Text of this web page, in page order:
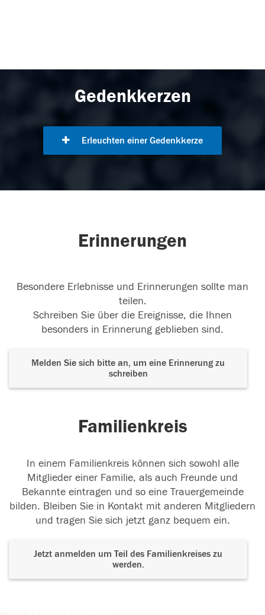
Gedenkkerzen
Erleuchten einer Gedenkkerze
Erinnerungen
Besondere Erlebnisse und Erinnerungen sollte man
teilen.
Schreiben Sie über die Ereignisse, die Ihnen
besonders in Erinnerung geblieben sind.
Melden Sie sich bitte an, um eine Erinnerung zu
schreiben
Familienkreis
In einem Familienkreis können sich sowohl alle
Mitglieder einer Familie, als auch Freunde und
Bekannte eintragen und so eine Trauergemeinde
bilden. Bleiben Sie in Kontakt mit anderen Mitgliedern
und tragen Sie sich jetzt ganz bequem ein.
Jetzt anmelden um Teil des Familienkreises zu
werden.